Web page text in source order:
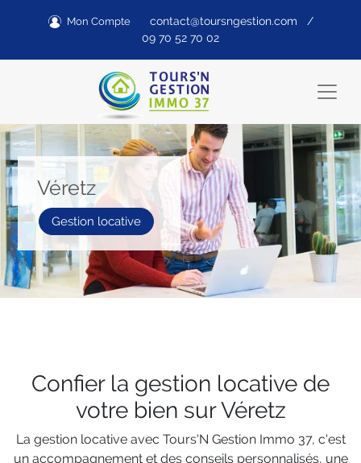
Mon Compte contact@toursngestion.com /
09 70 52 70 02
Véretz
Gestion locative
Confier la gestion locative de
votre bien sur Véretz
La gestion locative avec Tours'N Gestion Immo 37, c'est
un accompagnement et des conseils personnalisés, une